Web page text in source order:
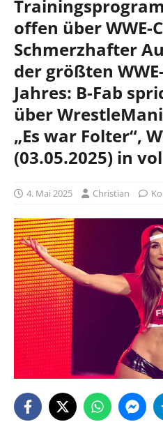
offen über WWE-
Schmerzhafter
der größten
Jahres: B-Fab
über
„Es war Folter“,
(03.05.2025) in
4. Mai 2025 Christian